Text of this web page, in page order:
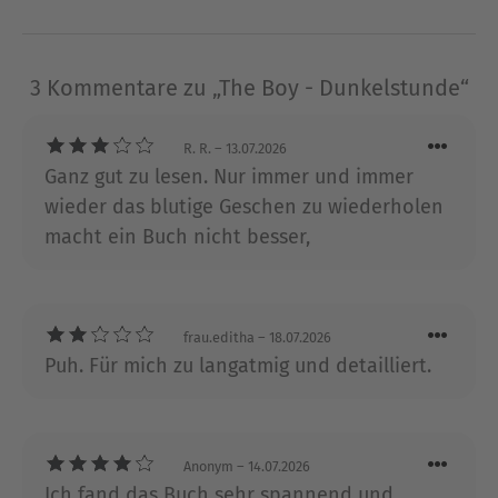
Tami Hoag (* 20. Januar 1959 in Cresco, Iowa) ist
machte sie ihre Leidenschaft zum Beruf und
verfasste ihr erstes Buch. Zunächste verfasste sie
Liebesromane und widmete sich später dem
Schreiben von Thrillern. Lange Zeit lebte sie mit
Ausblenden
3 Kommentare zu „The Boy - Dunkelstunde“
R. R. – 13.07.2026
Ganz gut zu lesen. Nur immer und immer
wieder das blutige Geschen zu wiederholen
macht ein Buch nicht besser,
frau.editha – 18.07.2026
Puh. Für mich zu langatmig und detailliert.
Anonym – 14.07.2026